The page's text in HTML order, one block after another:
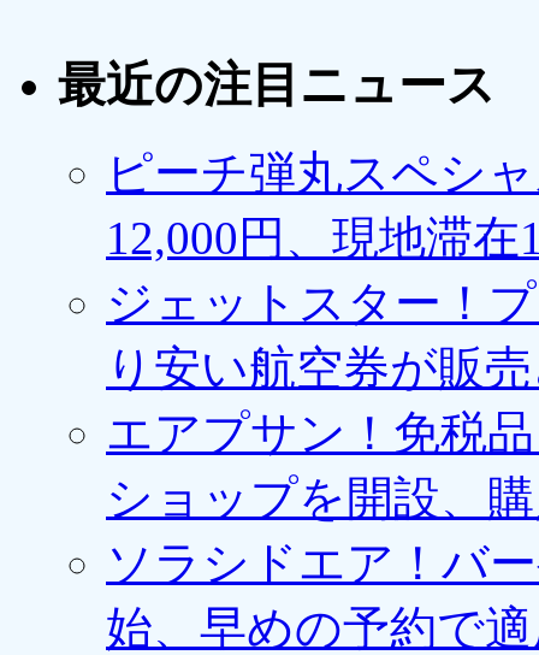
最近の注目ニュース
ピーチ弾丸スペシ
12,000円、現地滞
ジェットスター！
り安い航空券が販
エアプサン！免税
ショップを開設、
ソラシドエア！バ
始、早めの予約で